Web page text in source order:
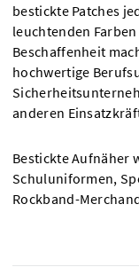
bestickte Patches
leuchtenden
Beschaffenheit
hochwertige
anderen
Bestickte Aufnäher
Schuluniformen,
Rockband-